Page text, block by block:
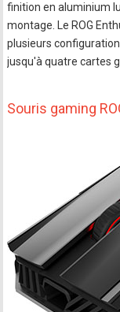
finition en aluminium
montage. Le ROG
plusieurs
jusqu'à quatre cartes
Souris gaming